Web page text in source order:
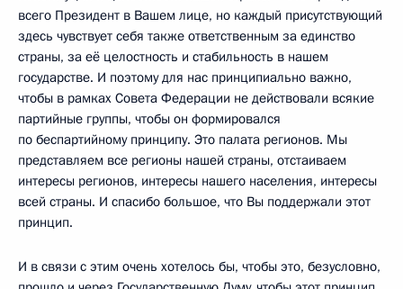
всего Президент в Вашем лице, но каждый присутствующий
здесь чувствует себя также ответственным за единство
страны, за её целостность и стабильность в нашем
государстве. И поэтому для нас принципиально важно,
чтобы в рамках Совета Федерации не действовали всякие
партийные группы, чтобы он формировался
по беспартийному принципу. Это палата регионов. Мы
представляем все регионы нашей страны, отстаиваем
интересы регионов, интересы нашего населения, интересы
всей страны. И спасибо большое, что Вы поддержали этот
принцип.
И в связи с этим очень хотелось бы, чтобы это, безусловно,